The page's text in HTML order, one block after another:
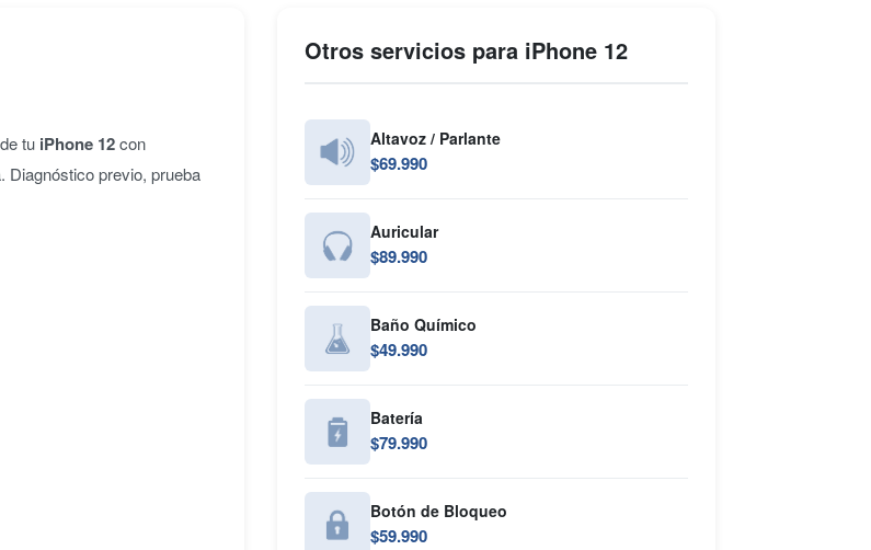
tu iPhone 12con
Diagnóstico previo, prueba
Otros servicios para iPhone 12
Altavoz / Parlante
$69.990
Auricular
$89.990
Baño Químico
$49.990
Batería
$79.990
Botón de Bloqueo
$59.990